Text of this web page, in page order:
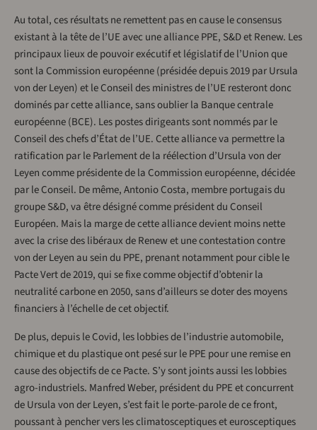
Au total, ces résultats ne remettent pas en cause le consensus
existant à la tête de l’UE avec une alliance PPE, S&D et Renew. Les
principaux lieux de pouvoir exécutif et législatif de l’Union que
sont la Commission européenne (présidée depuis 2019 par Ursula
von der Leyen) et le Conseil des ministres de l’UE resteront donc
dominés par cette alliance, sans oublier la Banque centrale
européenne (BCE). Les postes dirigeants sont nommés par le
Conseil des chefs d’État de l’UE. Cette alliance va permettre la
ratification par le Parlement de la réélection d’Ursula von der
Leyen comme présidente de la Commission européenne, décidée
par le Conseil. De même, Antonio Costa, membre portugais du
groupe S&D, va être désigné comme président du Conseil
Européen. Mais la marge de cette alliance devient moins nette
avec la crise des libéraux de Renew et une contestation contre
von der Leyen au sein du PPE, prenant notamment pour cible le
Pacte Vert de 2019, qui se fixe comme objectif d’obtenir la
neutralité carbone en 2050, sans d’ailleurs se doter des moyens
financiers à l’échelle de cet objectif.
De plus, depuis le Covid, les lobbies de l’industrie automobile,
chimique et du plastique ont pesé sur le PPE pour une remise en
cause des objectifs de ce Pacte. S’y sont joints aussi les lobbies
agro-industriels. Manfred Weber, président du PPE et concurrent
de Ursula von der Leyen, s’est fait le porte-parole de ce front,
poussant à pencher vers les climatosceptiques et eurosceptiques